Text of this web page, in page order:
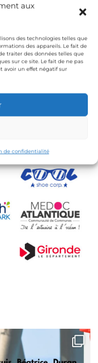
aux
des technologies telles que
des appareils. Le fait de
traiter des données telles que
sur ce site. Le fait de ne pas
avoir un effet négatif sur
de confidentialité